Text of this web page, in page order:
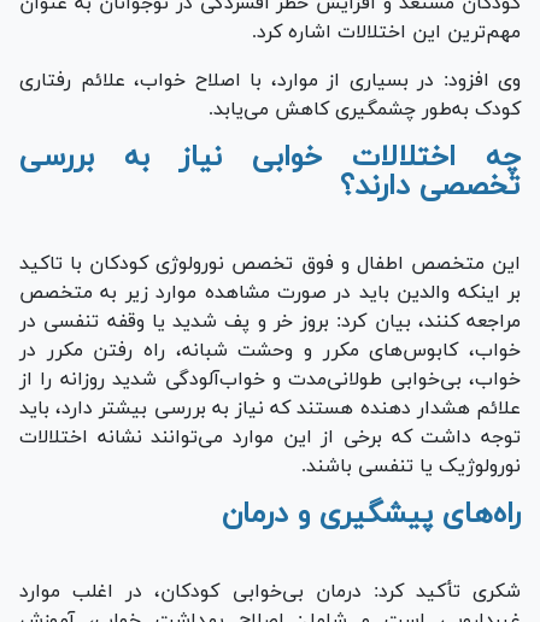
مهم‌ترین این اختلالات اشاره کرد.
وی افزود: در بسیاری از موارد، با اصلاح خواب، علائم رفتاری
کودک به‌طور چشمگیری کاهش می‌یابد.
چه اختلالات خوابی نیاز به بررسی
تخصصی دارند؟
این متخصص اطفال و فوق تخصص نورولوژی کودکان با تاکید
بر اینکه والدین باید در صورت مشاهده موارد زیر به متخصص
مراجعه کنند، بیان کرد: بروز خر و پف شدید یا وقفه تنفسی در
خواب، کابوس‌های مکرر و وحشت شبانه، راه رفتن مکرر در
خواب، بی‌خوابی طولانی‌مدت و خواب‌آلودگی شدید روزانه را از
علائم هشدار دهنده هستند که نیاز به بررسی بیشتر دارد، باید
توجه داشت که برخی از این موارد می‌توانند نشانه اختلالات
نورولوژیک یا تنفسی باشند.
راه‌های پیشگیری و درمان
شکری تأکید کرد: درمان بی‌خوابی کودکان، در اغلب موارد